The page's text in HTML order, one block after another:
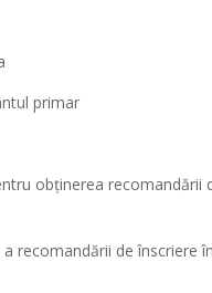
primar
obţinerea recomandării
recomandării de înscriere